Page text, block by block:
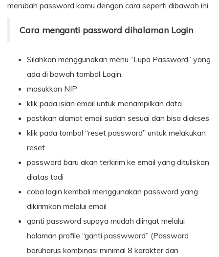
merubah password kamu dengan cara seperti dibawah ini.
Cara menganti password dihalaman Login
Silahkan menggunakan menu “Lupa Password” yang
ada di bawah tombol Login.
masukkan NIP
klik pada isian email untuk menampilkan data
pastikan alamat email sudah sesuai dan bisa diakses
klik pada tombol “reset password” untuk melakukan
reset
password baru akan terkirim ke email yang dituliskan
diatas tadi
coba login kembali menggunakan password yang
dikirimkan melalui email
ganti password supaya mudah diingat melalui
halaman profile “ganti passwword” (Password
baruharus kombinasi minimal 8 karakter dan